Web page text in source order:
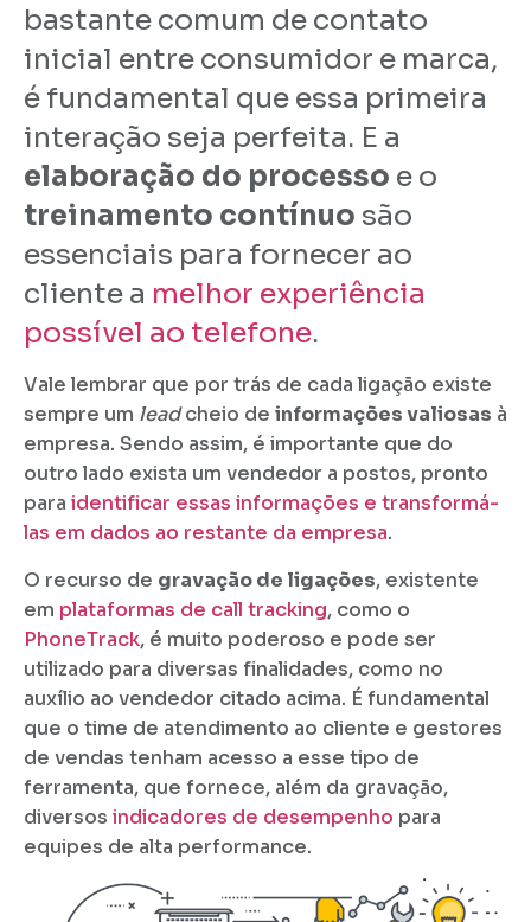
bastante comum de contato
inicial entre consumidor e marca,
é fundamental que essa primeira
interação seja perfeita. E a
elaboração do processo e o
treinamento contínuo são
essenciais para fornecer ao
cliente a melhor experiência
possível ao telefone.
Vale lembrar que por trás de cada ligação existe
sempre um leadcheio de informações valiosas à
empresa. Sendo assim, é importante que do
outro lado exista um vendedor a postos, pronto
para identificar essas informações e transformá-
las em dados ao restante da empresa.
O recurso de gravação de ligações, existente
em plataformas de call tracking, como o
PhoneTrack, é muito poderoso e pode ser
utilizado para diversas finalidades, como no
auxílio ao vendedor citado acima. É fundamental
que o time de atendimento ao cliente e gestores
de vendas tenham acesso a esse tipo de
ferramenta, que fornece, além da gravação,
diversos indicadores de desempenho para
equipes de alta performance.